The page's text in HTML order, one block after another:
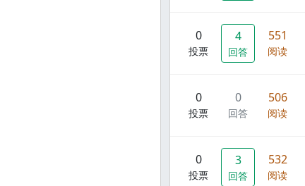
0
投票
4
回答
551
阅读
0
投票
0
回答
506
阅读
0
投票
3
回答
532
阅读